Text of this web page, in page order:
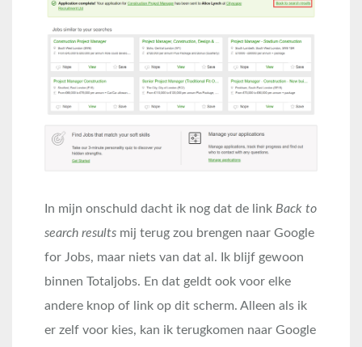
In mijn onschuld dacht ik nog dat de link Back to
search results mij terug zou brengen naar Google
for Jobs, maar niets van dat al. Ik blijf gewoon
binnen Totaljobs. En dat geldt ook voor elke
andere knop of link op dit scherm. Alleen als ik
er zelf voor kies, kan ik terugkomen naar Google